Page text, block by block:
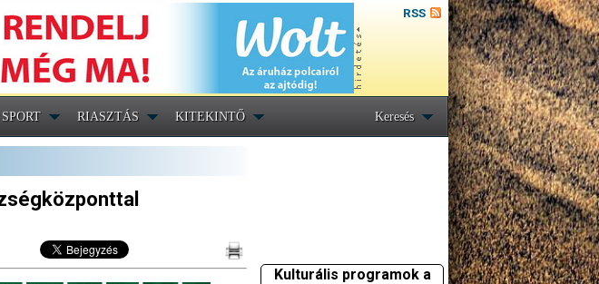
RSS
SPORT RIASZTÁS KITEKINTŐ Keresés
Kulturális programok a